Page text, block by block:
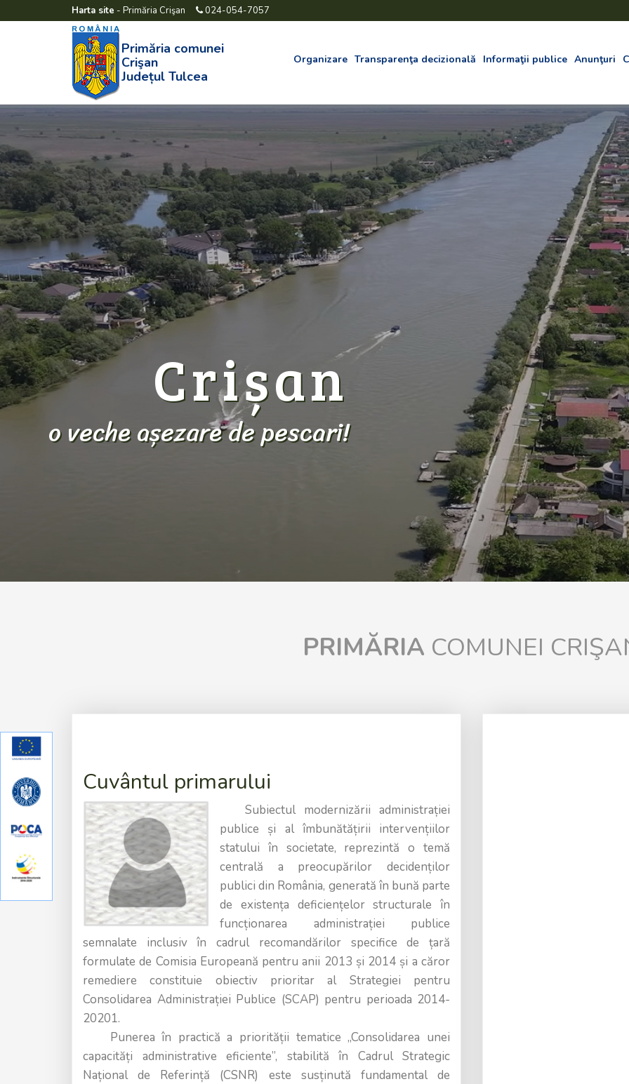
Harta site - Primăria Crişan 024-054-7057
Primăria comunei
Crişan
Județul Tulcea
Organizare Transparenţa decizională Informaţii publice Anunţuri
Crișan
o veche așezare de pescari!
PRIMĂRIA COMUNEI
Cuvântul primarului
Subiectul modernizării administrației
publice și al îmbunătățirii intervențiilor
statului în societate, reprezintă o temă
centrală a preocupărilor decidenților
publici din România, generată în bună parte
de existența deficiențelor structurale în
funcționarea administrației publice
semnalate inclusiv în cadrul recomandărilor specifice de țară
formulate de Comisia Europeană pentru anii 2013 și 2014 și a căror
remediere constituie obiectiv prioritar al Strategiei pentru
Consolidarea Administrației Publice (SCAP) pentru perioada 2014-
20201.
Punerea în practică a priorității tematice „Consolidarea unei
capacități administrative eficiente”, stabilită în Cadrul Strategic
Național de Referință (CSNR) este susținută fundamental de